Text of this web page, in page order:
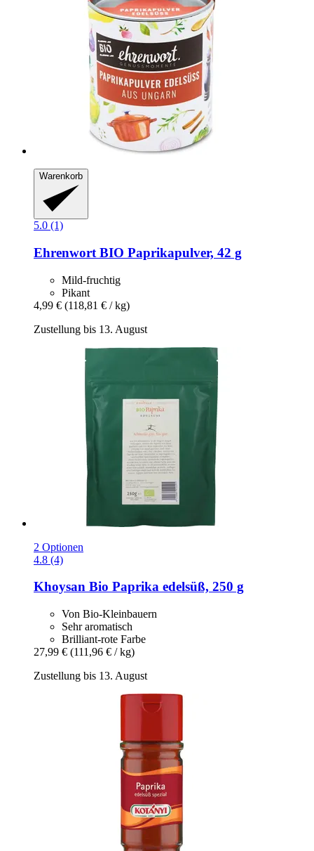
Warenkorb
5.0 (1)
Ehrenwort BIO Paprikapulver, 42 g
Mild-fruchtig
Pikant
4,99 € (118,81 € / kg)
Zustellung bis 13. August
2 Optionen
4.8 (4)
Khoysan Bio Paprika edelsüß, 250 g
Von Bio-Kleinbauern
Sehr aromatisch
Brilliant-rote Farbe
27,99 € (111,96 € / kg)
Zustellung bis 13. August